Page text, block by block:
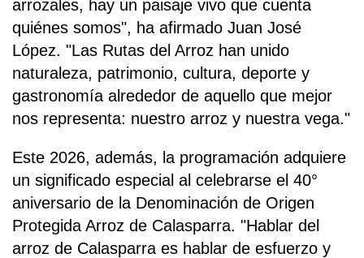
arrozales, hay un paisaje vivo que cuenta
quiénes somos", ha afirmado Juan José
López. "Las Rutas del Arroz han unido
naturaleza, patrimonio, cultura, deporte y
gastronomía alrededor de aquello que mejor
nos representa: nuestro arroz y nuestra vega."
Este 2026, además, la programación adquiere
un significado especial al celebrarse el 40°
aniversario de la Denominación de Origen
Protegida Arroz de Calasparra. "Hablar del
arroz de Calasparra es hablar de esfuerzo y